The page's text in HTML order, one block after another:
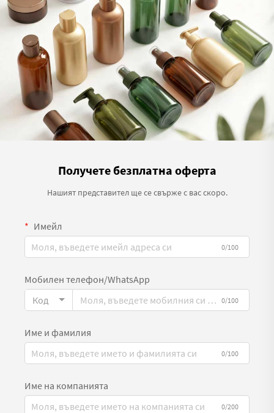
Получете безплатна оферта
Нашият представител ще се свърже с вас скоро.
Имейл
0/100
Мобилен телефон/WhatsApp
Код
0/100
Име и фамилия
0/100
Име на компанията
0/200